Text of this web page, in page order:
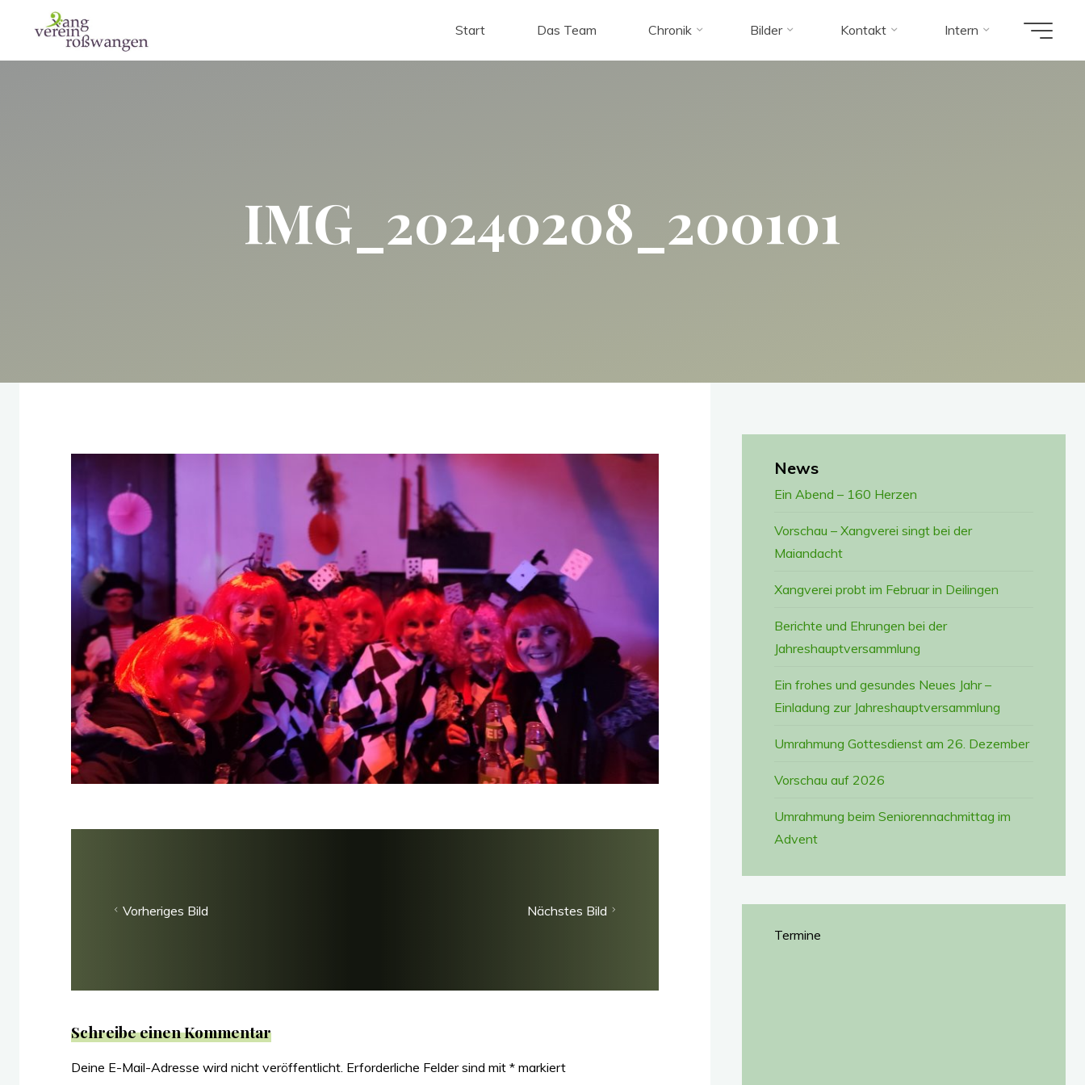
Start Das Team Chronik Bilder Kontakt Intern
IMG_20240208_200101
Vorheriges Bild Nächstes Bild
Schreibe einen Kommentar
Deine E-Mail-Adresse wird nicht veröffentlicht. Erforderliche Felder sind mit * markiert
News
Ein Abend – 160 Herzen
Vorschau – Xangverei singt bei der
Maiandacht
Xangverei probt im Februar in Deilingen
Berichte und Ehrungen bei der
Jahreshauptversammlung
Ein frohes und gesundes Neues Jahr –
Einladung zur Jahreshauptversammlung
Umrahmung Gottesdienst am 26. Dezember
Vorschau auf 2026
Umrahmung beim Seniorennachmittag im
Advent
Termine